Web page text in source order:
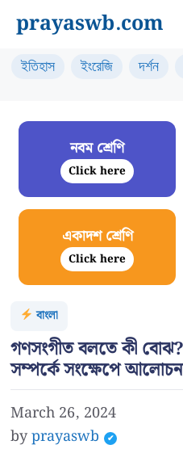
content
prayaswb.com
ইতিহাস ইংরেজি দর্শন
নবম শ্রেণি
Click here
একাদশ শ্রেণি
Click here
বাংলা
গণসংগীত বলতে কী বোঝ?
সম্পর্কে সংক্ষেপে
March 26, 2024
byprayaswb